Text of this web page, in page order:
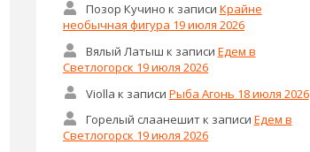
Позор Кучино к записи Крайне
необычная фигура 19 июля 2026
Вялый Латыш к записи Едем в
Светлогорск 19 июля 2026
Violla к записи Рыба Агонь 18 июля 2026
Горелый слаанешитк записи Едем в
Светлогорск 19 июля 2026